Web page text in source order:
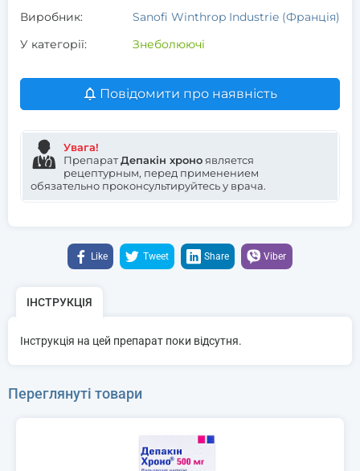
Виробник:
Sanofi Winthrop Industrie (Франція)
У категорії:
Знеболюючі
Повідомити про наявність
Увага!
ПрепаратДепакін хроноявляется
рецептурным, перед применением
обязательно проконсультируйтесь у врача.
Like Tweet Share Viber
ІНСТРУКЦІЯ
Інструкція на цей препарат поки відсутня.
Переглянуті товари